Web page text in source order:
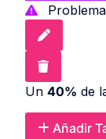
Un 40% de
Añadir